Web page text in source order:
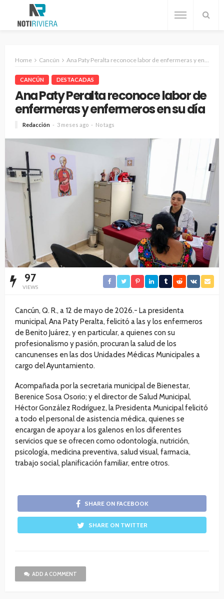
Home Cancún Ana Paty Peralta reconoce labor de enfermeras y enfermeros en su día
CANCÚN DESTACADAS
Ana Paty Peralta reconoce labor de
enfermeras y enfermeros en su día
Redacción 3 meses ago No tags
97
VIEWS
Cancún, Q. R., a 12 de mayo de 2026.- La presidenta
municipal, Ana Paty Peralta, felicitó a las y los enfermeros
de Benito Juárez, y en particular, a quienes con su
profesionalismo y pasión, procuran la salud de los
cancunenses en las dos Unidades Médicas Municipales a
cargo del Ayuntamiento.
Acompañada por la secretaria municipal de Bienestar,
Berenice Sosa Osorio; y el director de Salud Municipal,
Héctor González Rodríguez, la Presidenta Municipal felicitó
a todo el personal de asistencia médica, quienes se
encargan de apoyar a los galenos en los diferentes
servicios que se ofrecen como odontología, nutrición,
psicología, medicina preventiva, salud visual, farmacia,
trabajo social, planificación familiar, entre otros.
SHARE ON FACEBOOK
SHARE ON TWITTER
ADD A COMMENT